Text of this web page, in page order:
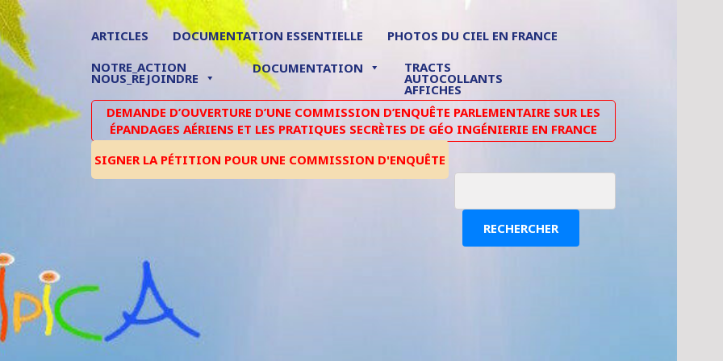
ARTICLES DOCUMENTATION ESSENTIELLE
PHOTOS DU CIEL EN FRANCE
NOTRE_ACTION
NOUS_REJOINDRE
DOCUMENTATION TRACTS
AUTOCOLLANTS
AFFICHES
DEMANDE D’OUVERTURE D’UNE COMMISSION D’ENQUÊTE PARLEMENTAIRE SUR LES
ÉPANDAGES AÉRIENS ET LES PRATIQUES SECRÈTES DE GÉO INGÉNIERIE EN FRANCE
SIGNER LA PÉTITION POUR UNE COMMISSION D'ENQUÊTE
RECHERCHER